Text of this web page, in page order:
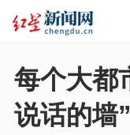
每个大都
说话的墙”